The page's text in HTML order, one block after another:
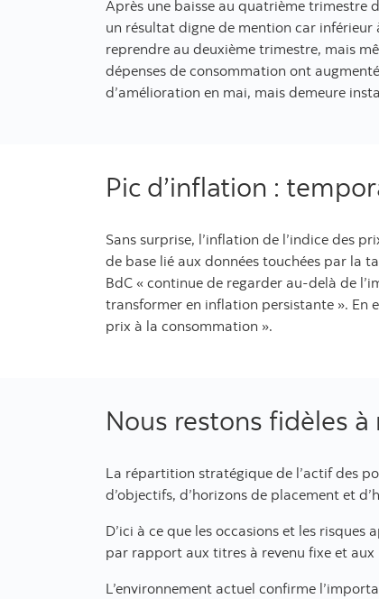
Après une baisse au quatrième trimestre
un résultat digne de mention car inférieur
reprendre au deuxième trimestre, mais
dépenses de consommation ont
d’amélioration en mai, mais demeure
Pic d’inflation :
Sans surprise, l’inflation de l’indice des
de base lié aux données touchées par la
BdC « continue de regarder au-delà de
transformer en inflation persistante ». En
prix à la consommation ».
Nous restons fidèles
La répartition stratégique de l’actif des
d’objectifs, d’horizons de placement et
D’ici à ce que les occasions et les
par rapport aux titres à revenu fixe et
L’environnement actuel confirme